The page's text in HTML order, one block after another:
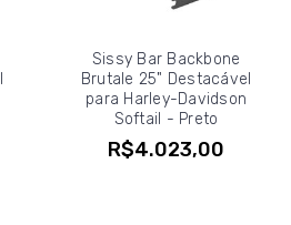
Sissy Bar Backbone
Brutale 25" Destacável
para Harley-Davidson
Softail - Preto
R$4.023,00